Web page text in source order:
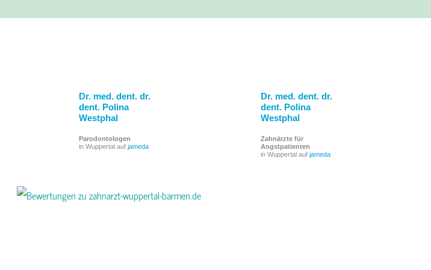
Dr. med. dent. dr.
dent. Polina
Westphal
Parodontologen
in Wuppertal auf jameda
Dr. med. dent. dr.
dent. Polina
Westphal
Zahnärzte für
Angstpatienten
in Wuppertal auf jameda